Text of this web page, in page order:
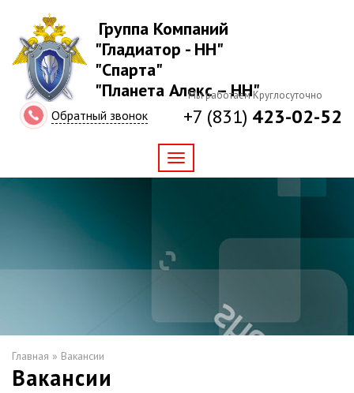
Группа Компаний
"Гладиатор - НН"
"Спарта"
"Планета Алекс – НН"
Мы работаем Круглосуточно
+7 (831) 423-02-52
Обратный звонок
Toggle
navigation
Главная » Вакансии
Вакансии